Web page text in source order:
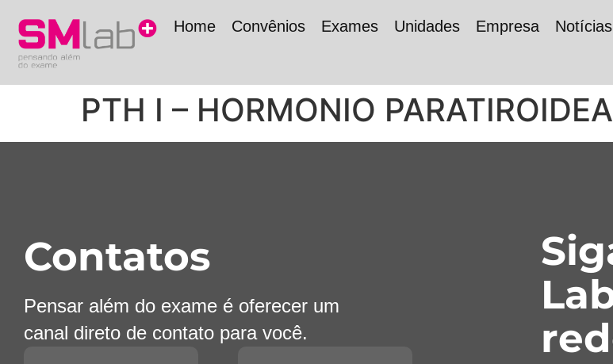
Home Convênios Exames Unidades Empresa Notícias
PTH I – HORMONIO
Contatos
Pensar além do exame é oferecer um
canal direto de contato para você.